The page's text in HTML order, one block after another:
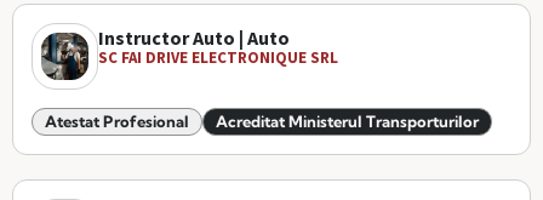
Instructor Auto | Auto
SC FAI DRIVE ELECTRONIQUE SRL
Atestat Profesional Acreditat Ministerul Transporturilor